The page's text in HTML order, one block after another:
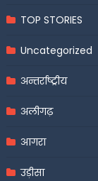
TOP STORIES
Uncategorized
अन्तर्राष्ट्रीय
अलीगढ़
आगरा
उड़ीसा